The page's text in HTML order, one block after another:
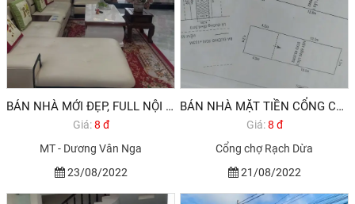
BÁN NHÀ MỚI ĐẸP, FULL NỘI THẤT
Giá:8 đ
MT - Dương Vân Nga
23/08/2022
BÁN NHÀ MẶT TIỀN CỔNG CHỢ RẠCH DỪA
Giá:8 đ
Cổng chợ Rạch Dừa
21/08/2022